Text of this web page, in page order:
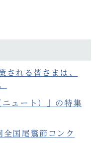
される皆さまは、
ュート）」の特集
全国尾鷲節コンク